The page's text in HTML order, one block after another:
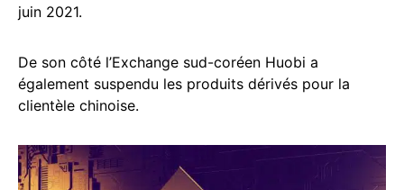
juin 2021.
De son côté l’Exchange sud-coréen Huobi a
également suspendu les produits dérivés pour la
clientèle chinoise.